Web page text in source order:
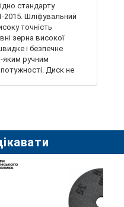
стандарту
2015. Шліфувальний
точність
зерна високої
і безпечне
яким ручним
Диск не
для зачистки
окалини, заусениць та
торцевих і
з ручною
діаметр 22,2